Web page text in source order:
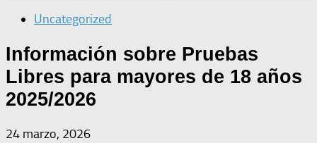
Uncategorized
Información sobre Pruebas
Libres para mayores de 18 años
2025/2026
24 marzo, 2026